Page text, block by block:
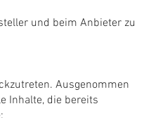
und beim Anbieter zu
Ausgenommen
Inhalte, die bereits